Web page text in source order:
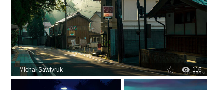
Michał Sawtyruk 116